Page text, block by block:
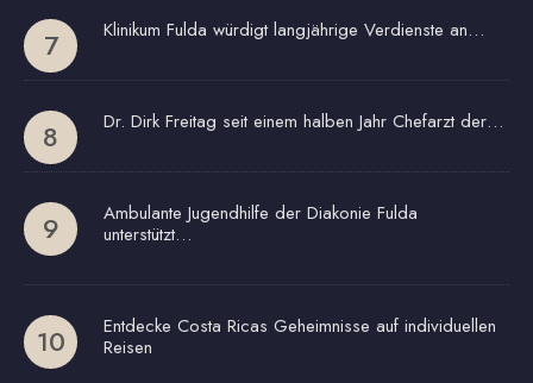
Klinikum Fulda würdigt langjährige Verdienste an…
Dr. Dirk Freitag seit einem halben Jahr Chefarzt der…
Ambulante Jugendhilfe der Diakonie Fulda
unterstützt…
Entdecke Costa Ricas Geheimnisse auf individuellen
Reisen